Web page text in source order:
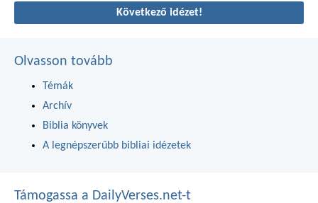
Következő idézet!
Olvasson tovább
Témák
Archív
Biblia könyvek
A legnépszerűbb bibliai idézetek
Támogassa a DailyVerses.net-t